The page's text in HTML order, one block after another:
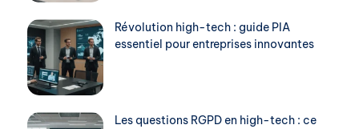
Révolution high-tech : guide PIA
essentiel pour entreprises innovantes
Les questions RGPD en high-tech : ce